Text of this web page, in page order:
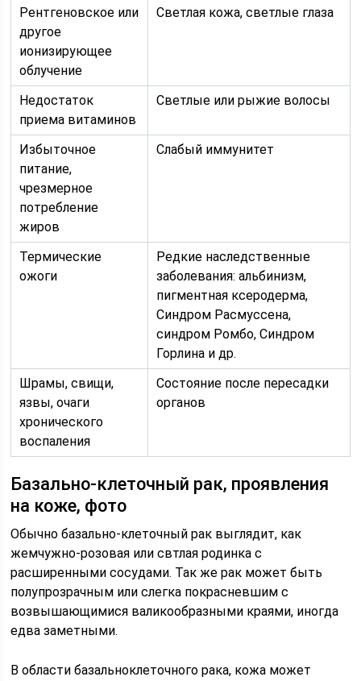
Рентгеновское или
другое
ионизирующее
облучение
Светлая кожа, светлые глаза
Недостаток
приема витаминов
Светлые или рыжие волосы
Избыточное
питание,
чрезмерное
потребление
жиров
Слабый иммунитет
Термические
ожоги
Редкие наследственные
заболевания: альбинизм,
пигментная ксеродерма,
Синдром Расмуссена,
синдром Ромбо, Синдром
Горлина и др.
Шрамы, свищи,
язвы, очаги
хронического
воспаления
Состояние после пересадки
органов
Базально-клеточный рак, проявления
на коже, фото
Обычно базально-клеточный рак выглядит, как
жемчужно-розовая или свтлая родинка с
расширенными сосудами. Так же рак может быть
полупрозрачным или слегка покрасневшим с
возвышающимися валикообразными краями, иногда
едва заметными.
В области базальноклеточного рака, кожа может